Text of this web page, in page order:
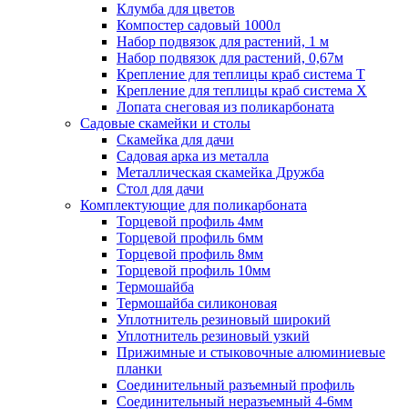
Клумба для цветов
Компостер садовый 1000л
Набор подвязок для растений, 1 м
Набор подвязок для растений, 0,67м
Крепление для теплицы краб система Т
Крепление для теплицы краб система Х
Лопата снеговая из поликарбоната
Садовые скамейки и столы
Скамейка для дачи
Садовая арка из металла
Металлическая скамейка Дружба
Стол для дачи
Комплектующие для поликарбоната
Торцевой профиль 4мм
Торцевой профиль 6мм
Торцевой профиль 8мм
Торцевой профиль 10мм
Термошайба
Термошайба силиконовая
Уплотнитель резиновый широкий
Уплотнитель резиновый узкий
Прижимные и стыковочные алюминиевые
планки
Соединительный разъемный профиль
Соединительный неразъемный 4-6мм